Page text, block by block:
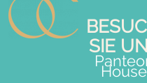
SIE
House